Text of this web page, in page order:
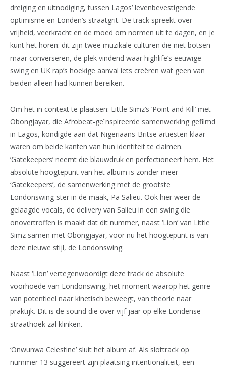
dreiging en uitnodiging, tussen Lagos’ levenbevestigende
optimisme en Londen’s straatgrit. De track spreekt over
vrijheid, veerkracht en de moed om normen uit te dagen, en je
kunt het horen: dit zijn twee muzikale culturen die niet botsen
maar converseren, de plek vindend waar highlife’s eeuwige
swing en UK rap’s hoekige aanval iets creëren wat geen van
beiden alleen had kunnen bereiken.
Om het in context te plaatsen: Little Simz’s ‘Point and Kill’ met
Obongjayar, die Afrobeat-geïnspireerde samenwerking gefilmd
in Lagos, kondigde aan dat Nigeriaans-Britse artiesten klaar
waren om beide kanten van hun identiteit te claimen.
‘Gatekeepers’ neemt die blauwdruk en perfectioneert hem. Het
absolute hoogtepunt van het album is zonder meer
‘Gatekeepers’, de samenwerking met de grootste
Londonswing-ster in de maak, Pa Salieu. Ook hier weer de
gelaagde vocals, de delivery van Salieu in een swing die
onovertroffen is maakt dat dit nummer, naast ‘Lion’ van Little
Simz samen met Obongjayar, voor nu het hoogtepunt is van
deze nieuwe stijl, de Londonswing.
Naast ‘Lion’ vertegenwoordigt deze track de absolute
voorhoede van Londonswing, het moment waarop het genre
van potentieel naar kinetisch beweegt, van theorie naar
praktijk. Dit is de sound die over vijf jaar op elke Londense
straathoek zal klinken.
‘Onwunwa Celestine’ sluit het album af. Als slottrack op
nummer 13 suggereert zijn plaatsing intentionaliteit, een